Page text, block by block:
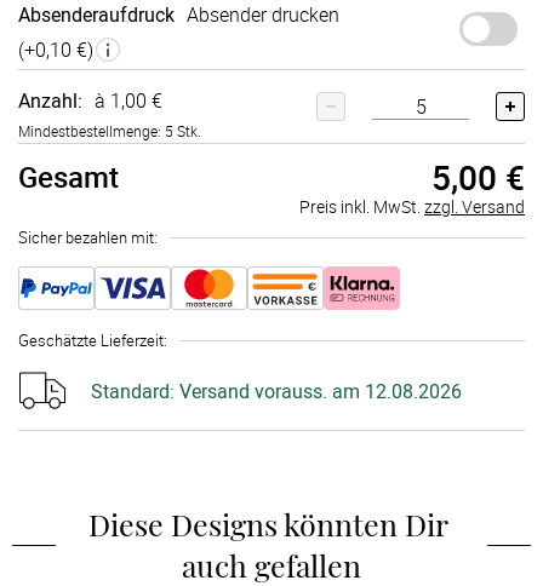
Absenderaufdruck Absender drucken
(+0,10 €)
Anzahl: à 1,00 €
Mindestbestellmenge: 5 Stk.
Gesamt 5,00 €
Preis inkl. MwSt. zzgl. Versand
Sicher bezahlen mit:
Geschätzte Lieferzeit:
Standard: Versand vorauss. am 12.08.2026
Diese Designs könnten Dir
auch gefallen